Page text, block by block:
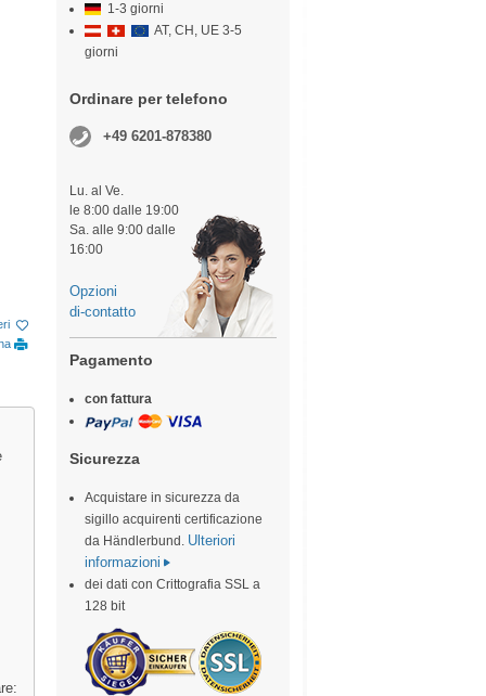
1-3 giorni
AT, CH, UE 3-5
giorni
Ordinare per telefono
+49 6201-878380
Lu. al Ve.
le 8:00 dalle 19:00
Sa. alle 9:00 dalle
16:00
Opzioni
di-contatto
Pagamento
con fattura
Sicurezza
Acquistare in sicurezza da
sigillo acquirenti certificazione
da Händlerbund. Ulteriori
informazioni
dei dati con Crittografia SSL a
128 bit